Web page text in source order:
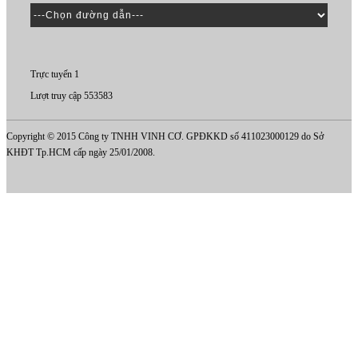
Trực tuyến 1
Lượt truy cập 553583
Copyright © 2015 Công ty TNHH VINH CƠ. GPĐKKD số 411023000129 do Sở
KHĐT Tp.HCM cấp ngày 25/01/2008.